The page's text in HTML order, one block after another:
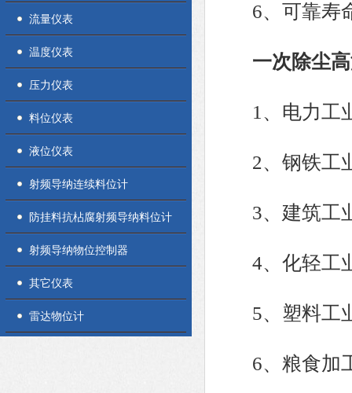
流量仪表
温度仪表
压力仪表
料位仪表
液位仪表
射频导纳连续料位计
防挂料抗枮腐射频导纳料位计
射频导纳物位控制器
其它仪表
雷达物位计
6、可靠寿命
一次除尘
1、电力工业
2、钢铁工业
3、建筑工业
4、化轻工业
5、塑料工业
6、粮食加工